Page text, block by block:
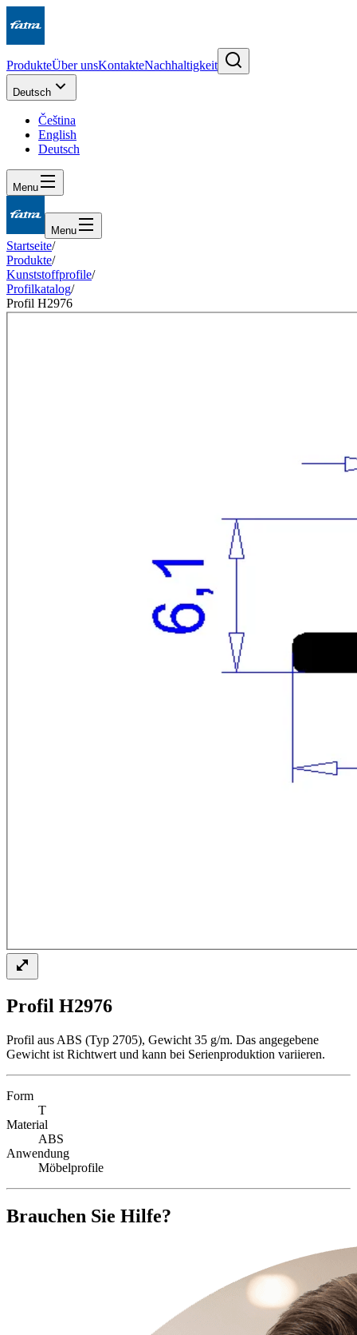
ProdukteÜber unsKontakteNachhaltigkeit
Deutsch
Čeština
English
Deutsch
Menu
Menu
Startseite/
Produkte/
Kunststoffprofile/
Profilkatalog/
Profil H2976
Profil H2976
Profil aus ABS (Typ 2705), Gewicht 35 g/m. Das angegebene
Gewicht ist Richtwert und kann bei Serienproduktion variieren.
Form
T
Material
ABS
Anwendung
Möbelprofile
Brauchen Sie Hilfe?